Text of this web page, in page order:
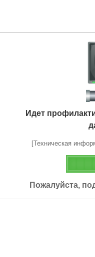
Идет
[Техническая
Пожалуйста,